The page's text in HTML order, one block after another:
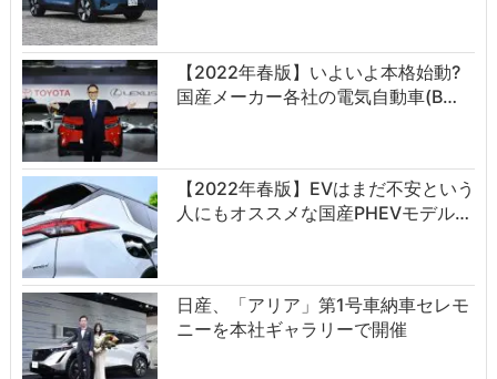
【2022年春版】いよいよ本格始動?
国産メーカー各社の電気自動車(B…
【2022年春版】EVはまだ不安という
人にもオススメな国産PHEVモデル…
日産、「アリア」第1号車納車セレモ
ニーを本社ギャラリーで開催